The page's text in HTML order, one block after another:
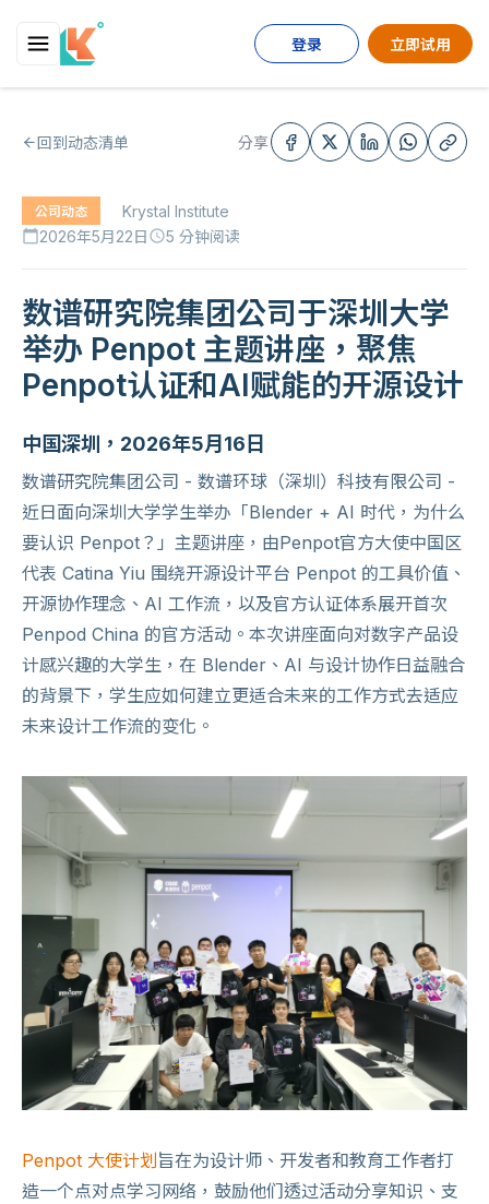
登录 立即试用
回到动态清单 分享
公司动态 Krystal Institute
calendar_today2026年5月22日schedule5 分钟阅读
数谱研究院集团公司于深圳大学
举办 Penpot 主题讲座，聚焦
Penpot认证和AI赋能的开源设计
中国深圳，2026年5月16日
数谱研究院集团公司 - 数谱环球（深圳）科技有限公司 -
近日面向深圳大学学生举办「Blender + AI 时代，为什么
要认识 Penpot？」主题讲座，由Penpot官方大使中国区
代表 Catina Yiu 围绕开源设计平台 Penpot 的工具价值、
开源协作理念、AI 工作流，以及官方认证体系展开首次
Penpod China 的官方活动。本次讲座面向对数字产品设
计感兴趣的大学生，在 Blender、AI 与设计协作日益融合
的背景下，学生应如何建立更适合未来的工作方式去适应
未来设计工作流的变化。
Penpot 大使计划 旨在为设计师、开发者和教育工作者打
造一个点对点学习网络，鼓励他们透过活动分享知识、支